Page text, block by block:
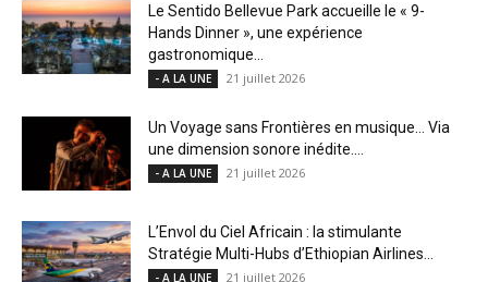
Le Sentido Bellevue Park accueille le « 9-
Hands Dinner », une expérience
gastronomique...
- A LA UNE 21 juillet 2026
Un Voyage sans Frontières en musique… Via
une dimension sonore inédite....
- A LA UNE 21 juillet 2026
L’Envol du Ciel Africain : la stimulante
Stratégie Multi-Hubs d’Ethiopian Airlines...
- A LA UNE 21 juillet 2026